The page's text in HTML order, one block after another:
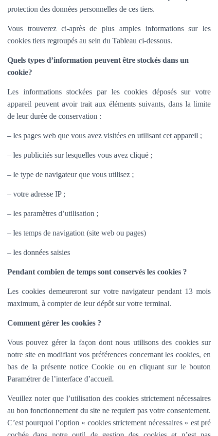
protection des données personnelles de ces tiers.
Vous trouverez ci-après de plus amples informations sur les
cookies tiers regroupés au sein du Tableau ci-dessous.
Quels types d’information peuvent être stockés dans un
cookie?
Les informations stockées par les cookies déposés sur votre
appareil peuvent avoir trait aux éléments suivants, dans la limite
de leur durée de conservation :
– les pages web que vous avez visitées en utilisant cet appareil ;
– les publicités sur lesquelles vous avez cliqué ;
– le type de navigateur que vous utilisez ;
– votre adresse IP ;
– les paramètres d’utilisation ;
– les temps de navigation (site web ou pages)
– les données saisies
Pendant combien de temps sont conservés les cookies ?
Les cookies demeureront sur votre navigateur pendant 13 mois
maximum, à compter de leur dépôt sur votre terminal.
Comment gérer les cookies ?
Vous pouvez gérer la façon dont nous utilisons des cookies sur
notre site en modifiant vos préférences concernant les cookies, en
bas de la présente notice Cookie ou en cliquant sur le bouton
Paramétrer de l’interface d’accueil.
Veuillez noter que l’utilisation des cookies strictement nécessaires
au bon fonctionnement du site ne requiert pas votre consentement.
C’est pourquoi l’option « cookies strictement nécessaires » est pré